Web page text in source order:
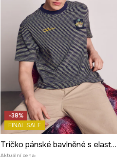
-38%
FINAL SALE
Tričko pánské bavlněné s elastanem z kolekce Kit Mizeres x Medicine
Aktuální cena: